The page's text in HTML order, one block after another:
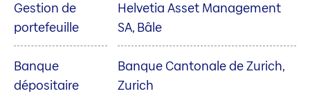
Gestion de
portefeuille
Helvetia Asset Management
SA, Bâle
Banque
dépositaire
Banque Cantonale de Zurich,
Zurich